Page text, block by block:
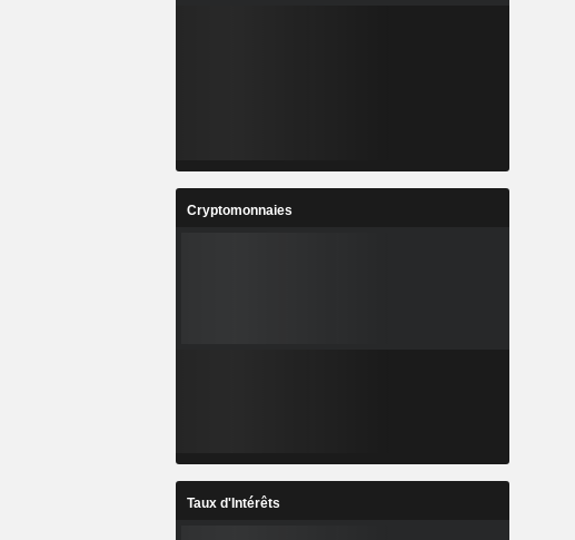
Cryptomonnaies
Taux d'Intérêts